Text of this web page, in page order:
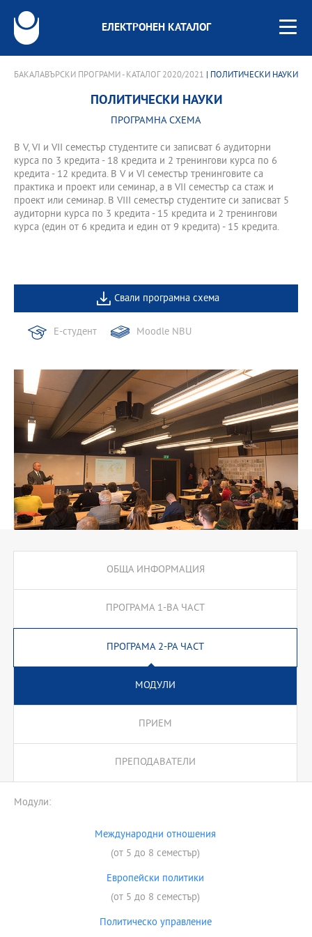
ЕЛЕКТРОНЕН КАТАЛОГ
БАКАЛАВЪРСКИ ПРОГРАМИ - КАТАЛОГ 2020/2021 | ПОЛИТИЧЕСКИ НАУКИ
ПОЛИТИЧЕСКИ НАУКИ
ПРОГРАМНА СХЕМА
В V, VI и VII семестър студентите си записват 6 аудиторни
курса по 3 кредита - 18 кредита и 2 тренингови курса по 6
кредита - 12 кредита. В V и VI семестър тренинговите са
практика и проект или семинар, а в VII семестър са стаж и
проект или семинар. В VIII семестър студентите си записват 5
аудиторни курса по 3 кредита - 15 кредита и 2 тренингови
курса (един от 6 кредита и един от 9 кредита) - 15 кредита.
Свали програмна схема
Е-студент Moodle NBU
ОБЩА ИНФОРМАЦИЯ
ПРОГРАМА 1-ВА ЧАСТ
ПРОГРАМА 2-РА ЧАСТ
МОДУЛИ
ПРИЕМ
ПРЕПОДАВАТЕЛИ
Модули:
Международни отношения
(от 5 до 8 семестър)
Европейски политики
(от 5 до 8 семестър)
Политическо управление